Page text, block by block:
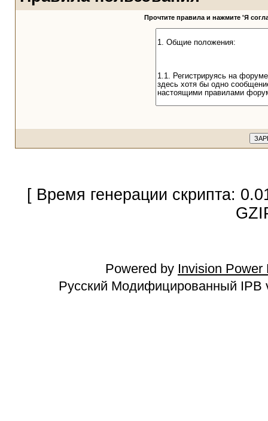
Прочтите правила и нажмите 'Я
[ Время генерации скрипта:
Powered by Invision Power
Русский Модифицированный IPB